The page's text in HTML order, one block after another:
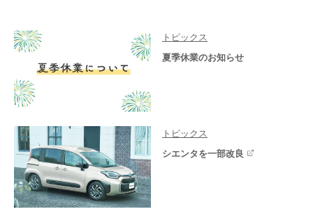
トピックス
夏季休業のお知らせ
トピックス
シエンタを一部改良